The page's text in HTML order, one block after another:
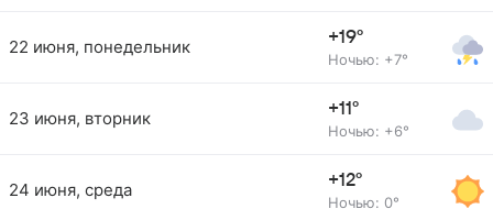
22 июня, понедельник +19°
Ночью: +7°
23 июня, вторник +11°
Ночью: +6°
24 июня, среда +12°
Ночью: 0°